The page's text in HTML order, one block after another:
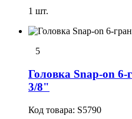
1 шт.
5
Головка Snap-on
3/8"
Код товара: S5790